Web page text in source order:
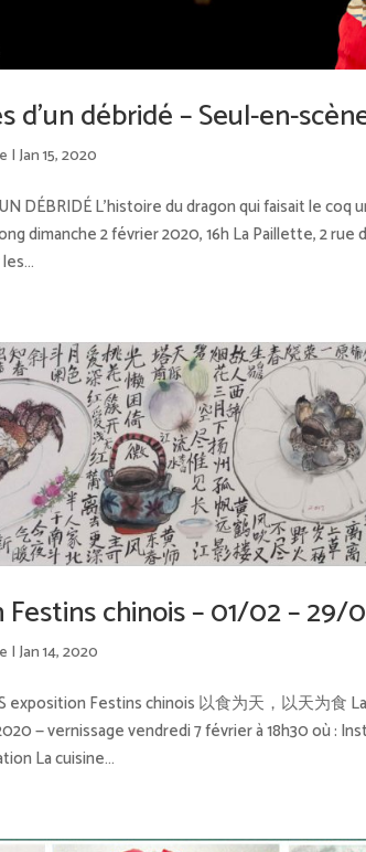
d’un débridé – Seul-en-
|Jan 15, 2020
DÉBRIDÉ L’histoire du dragon qui faisait le
dimanche 2 février 2020, 16h La Paillette, 2
Festins chinois – 01/02 –
|Jan 14, 2020
exposition Festins chinois 以食为天，以天为食
— vernissage vendredi 7 février à 18h30 où :
La cuisine...